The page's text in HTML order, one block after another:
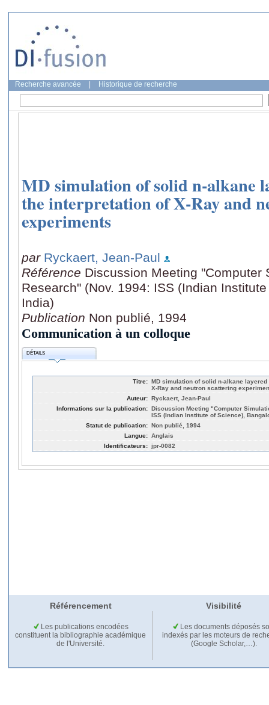
Recherche avancée Historique de recherche
MD simulation of solid n-alkane
the interpretation of X-Ray and
experiments
par Ryckaert, Jean-Paul
Référence Discussion Meeting "Computer
Research" (Nov. 1994: ISS (Indian
India)
Publication Non publié, 1994
Communication à un colloque
DÉTAILS
Titre: MD simulation of solid n-alkane
X-Ray and neutron scattering
Auteur: Ryckaert, Jean-Paul
Informations sur la publication: Discussion Meeting "Computer
ISS (Indian Institute of Science),
Statut de publication: Non publié, 1994
Langue: Anglais
Identificateurs: jpr-0082
Référencement Visibilité
Les publications encodées
constituent la bibliographie académique
de l'Université.
Les documents déposés
indexés par les moteurs de
(Google Scholar,…).